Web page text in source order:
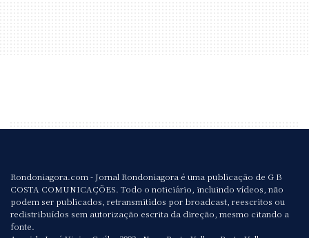
Rondoniagora.com - Jornal Rondoniagora é uma publicação de G B
COSTA COMUNICAÇÕES. Todo o noticiário, incluindo vídeos, não
podem ser publicados, retransmitidos por broadcast, reescritos ou
redistribuídos sem autorização escrita da direção, mesmo citando a
fonte.